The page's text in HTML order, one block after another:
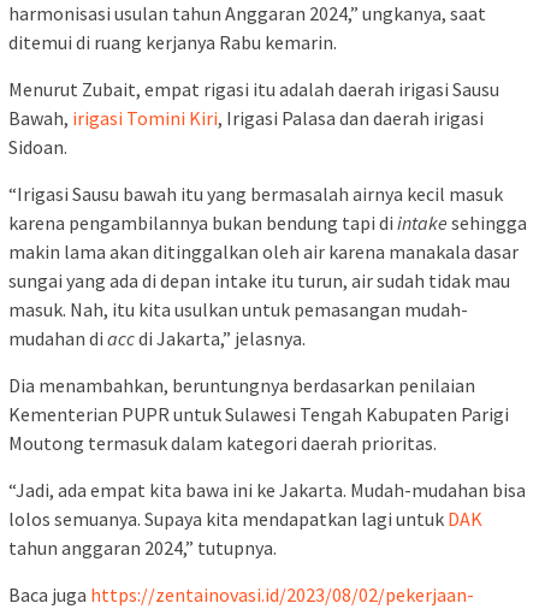
harmonisasi usulan tahun Anggaran 2024,” ungkanya, saat
ditemui di ruang kerjanya Rabu kemarin.
Menurut Zubait, empat rigasi itu adalah daerah irigasi Sausu
Bawah, irigasi Tomini Kiri, Irigasi Palasa dan daerah irigasi
Sidoan.
“Irigasi Sausu bawah itu yang bermasalah airnya kecil masuk
karena pengambilannya bukan bendung tapi di intake sehingga
makin lama akan ditinggalkan oleh air karena manakala dasar
sungai yang ada di depan intake itu turun, air sudah tidak mau
masuk. Nah, itu kita usulkan untuk pemasangan mudah-
mudahan di accdi Jakarta,” jelasnya.
Dia menambahkan, beruntungnya berdasarkan penilaian
Kementerian PUPR untuk Sulawesi Tengah Kabupaten Parigi
Moutong termasuk dalam kategori daerah prioritas.
“Jadi, ada empat kita bawa ini ke Jakarta. Mudah-mudahan bisa
lolos semuanya. Supaya kita mendapatkan lagi untuk DAK
tahun anggaran 2024,” tutupnya.
Baca juga https://zentainovasi.id/2023/08/02/pekerjaan-